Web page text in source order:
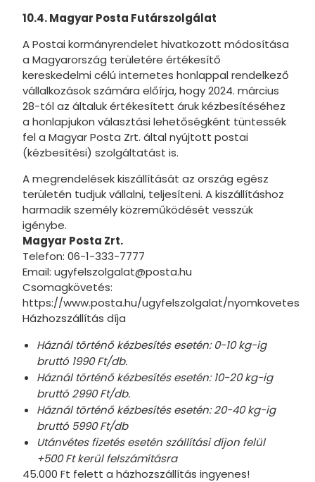
10.4. Magyar Posta Futárszolgálat
A Postai kormányrendelet hivatkozott módosítása
a Magyarország területére értékesítő
kereskedelmi célú internetes honlappal rendelkező
vállalkozások számára előírja, hogy 2024. március
28-tól az általuk értékesített áruk kézbesítéséhez
a honlapjukon választási lehetőségként tüntessék
fel a Magyar Posta Zrt. által nyújtott postai
(kézbesítési) szolgáltatást is.
A megrendelések kiszállítását az ország egész
területén tudjuk vállalni, teljesíteni. A kiszállításhoz
harmadik személy közreműködését vesszük
igénybe.
Magyar Posta Zrt.
Telefon: 06-1-333-7777
Email: ugyfelszolgalat@posta.hu
Csomagkövetés:
https://www.posta.hu/ugyfelszolgalat/nyomkovetes
Házhozszállítás díja
Háznál történő kézbesítés esetén: 0-10 kg-ig
bruttó 1990 Ft/db.
Háznál történő kézbesítés esetén: 10-20 kg-ig
bruttó 2990 Ft/db.
Háznál történő kézbesítés esetén: 20-40 kg-ig
bruttó 5990 Ft/db
Utánvétes fizetés esetén szállítási díjon felül
+500 Ft kerül felszámításra
45.000 Ft felett a házhozszállítás ingyenes!